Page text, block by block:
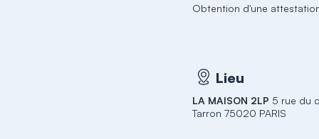
Obtention d'une
Lieu
LA MAISON 2LP 5 rue du
Tarron 75020 PARIS